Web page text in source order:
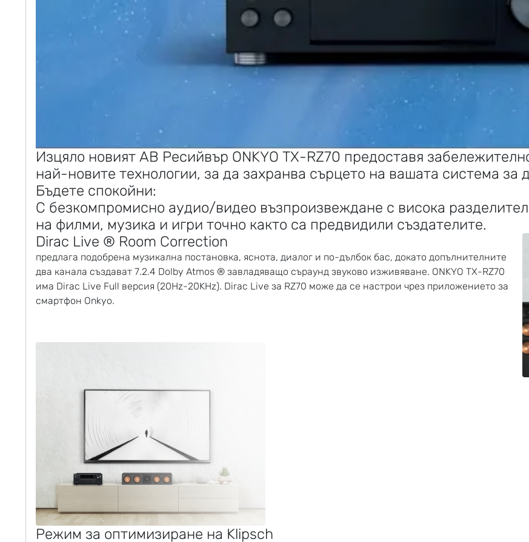
Изцяло новият АВ Ресийвър ONKYO TX-RZ70 предоставя
най-новите технологии, за да захранва сърцето на вашата система за
Бъдете спокойни:
С безкомпромисно аудио/видео възпроизвеждане с висока
на филми, музика и игри точно както са предвидили създателите.
Dirac Live ® Room Correction
предлага подобрена музикална постановка, яснота, диалог и по-дълбок бас, докато допълнителните
два канала създават 7.2.4 Dolby Atmos ® завладяващо съраунд звуково изживяване. ONKYO TX-RZ70
има Dirac Live Full версия (20Hz-20KHz). Dirac Live за RZ70 може да се настрои чрез приложението за
смартфон Onkyo.
Режим за оптимизиране на Klipsch